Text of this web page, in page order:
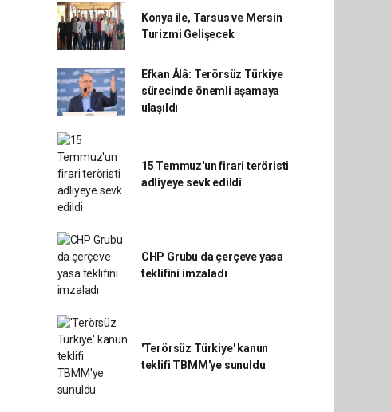
Konya ile, Tarsus ve Mersin
Turizmi Gelişecek
Efkan Âlâ: Terörsüz Türkiye
sürecinde önemli aşamaya
ulaşıldı
15 Temmuz'un firari teröristi
adliyeye sevk edildi
CHP Grubu da çerçeve yasa
teklifini imzaladı
'Terörsüz Türkiye' kanun
teklifi TBMM'ye sunuldu